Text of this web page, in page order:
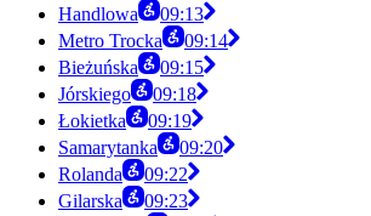
Handlowa
09:13
Metro Trocka
09:14
Bieżuńska
09:15
Jórskiego
09:18
Łokietka
09:19
Samarytanka
09:20
Rolanda
09:22
Gilarska
09:23